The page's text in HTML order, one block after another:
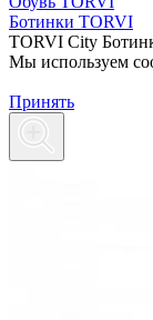
Ботинки TORVI
TORVI City
Мы используем
Принять